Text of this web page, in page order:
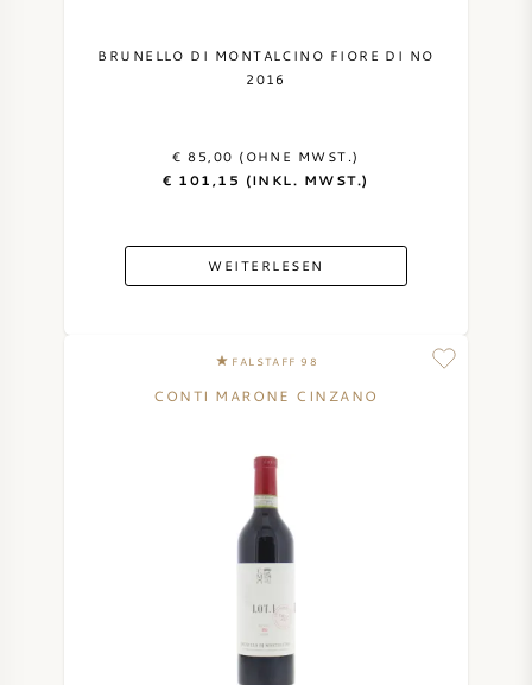
BORDEAUX
BRUNELLO DI MONTALCINO FIORE DI NO
2016
€ 85,00 (OHNE MWST.)
€ 101,15 (INKL. MWST.)
WEITERLESEN
FALSTAFF 98
CONTI MARONE CINZANO